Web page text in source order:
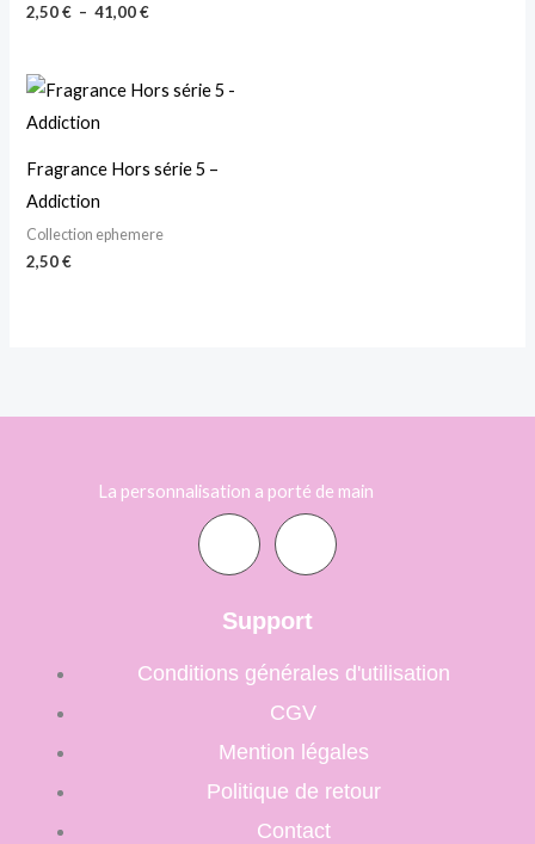
2,50€ – 41,00€
Fragrance Hors série 5 –
Addiction
Collection ephemere
2,50€
La personnalisation a porté de main
F
a
c
e
b
I
n
s
t
a
Support
Conditions générales d'utilisation
CGV
Mention légales
Politique de retour
Contact